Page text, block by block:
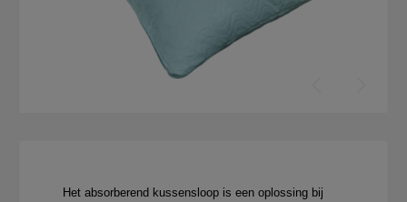
Het absorberend kussensloop is een oplossing bij